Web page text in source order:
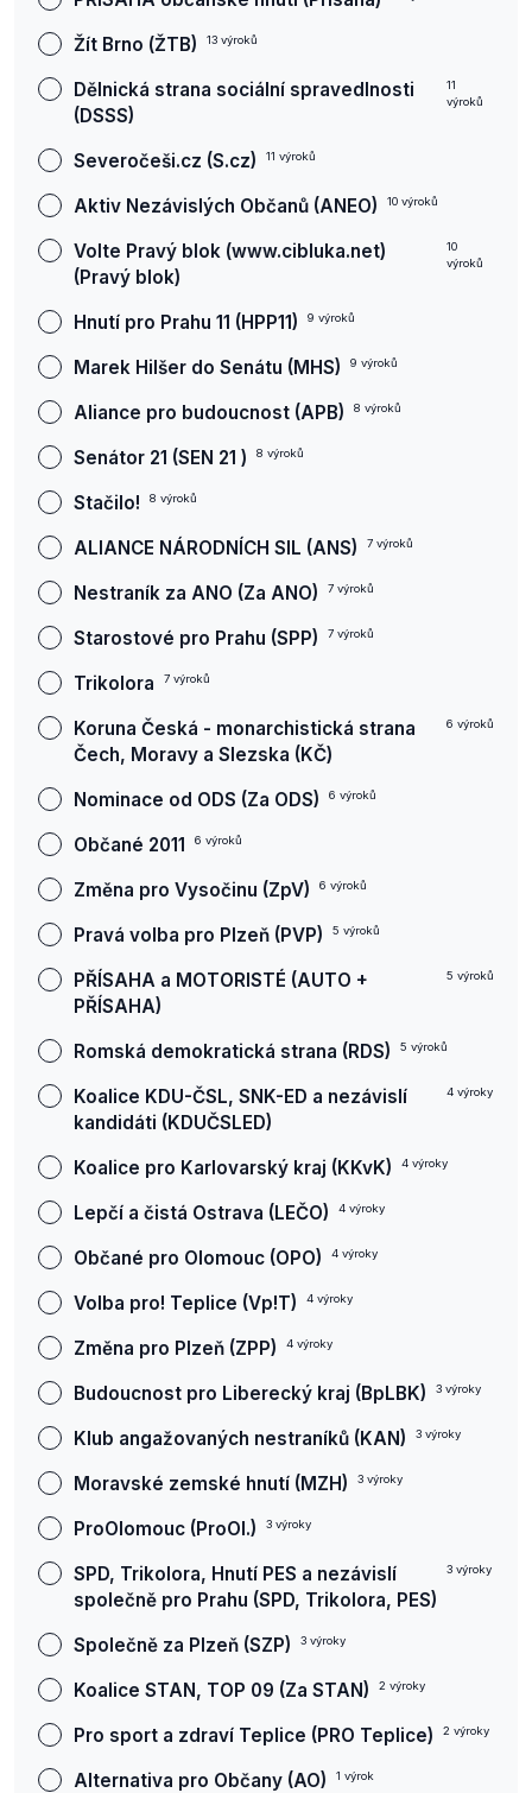
Žít Brno (ŽTB) 13 výroků
Dělnická strana sociální spravedlnosti
(DSSS)
11
výroků
Severočeši.cz (S.cz) 11 výroků
Aktiv Nezávislých Občanů (ANEO) 10 výroků
Volte Pravý blok (www.cibluka.net)
(Pravý blok)
10
výroků
Hnutí pro Prahu 11 (HPP11) 9 výroků
Marek Hilšer do Senátu (MHS) 9 výroků
Aliance pro budoucnost (APB) 8 výroků
Senátor 21 (SEN 21 ) 8 výroků
Stačilo! 8 výroků
ALIANCE NÁRODNÍCH SIL (ANS) 7 výroků
Nestraník za ANO (Za ANO) 7 výroků
Starostové pro Prahu (SPP) 7 výroků
Trikolora 7 výroků
Koruna Česká - monarchistická strana
Čech, Moravy a Slezska (KČ)
6 výroků
Nominace od ODS (Za ODS) 6 výroků
Občané 2011 6 výroků
Změna pro Vysočinu (ZpV) 6 výroků
Pravá volba pro Plzeň (PVP) 5 výroků
PŘÍSAHA a MOTORISTÉ (AUTO +
PŘÍSAHA)
5 výroků
Romská demokratická strana (RDS) 5 výroků
Koalice KDU-ČSL, SNK-ED a nezávislí
kandidáti (KDUČSLED)
4 výroky
Koalice pro Karlovarský kraj (KKvK) 4 výroky
Lepčí a čistá Ostrava (LEČO) 4 výroky
Občané pro Olomouc (OPO) 4 výroky
Volba pro! Teplice (Vp!T) 4 výroky
Změna pro Plzeň (ZPP) 4 výroky
Budoucnost pro Liberecký kraj (BpLBK) 3 výroky
Klub angažovaných nestraníků (KAN) 3 výroky
Moravské zemské hnutí (MZH) 3 výroky
ProOlomouc (ProOl.) 3 výroky
SPD, Trikolora, Hnutí PES a nezávislí
společně pro Prahu (SPD, Trikolora, PES)
3 výroky
Společně za Plzeň (SZP) 3 výroky
Koalice STAN, TOP 09 (Za STAN) 2 výroky
Pro sport a zdraví Teplice (PRO Teplice) 2 výroky
Alternativa pro Občany (AO) 1 výrok